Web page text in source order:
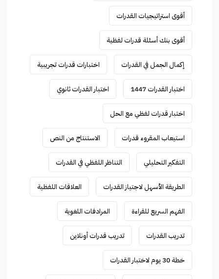
أقوى استراتيجيات القدرات
أقوى بنك أسئلة قدرات لفظية
إكمال الجمل في القدرات اختبارات قدرات تجريبية
اختبار القدرات 1447 اختبار القدرات ثانوي
اختبار قدرات لفظي مع الحل
استيعاب المقروء قدرات الاستنتاج من النص
التفكير التحليلي التناظر اللفظي في القدرات
الطريقة الأسهل لاجتياز القدرات العلاقات اللفظية
الفهم السريع للقراءة المرادفات اللغوية
تدريب القدرات تدريب قدرات أونلاين
خطة 30 يوم لاختبار القدرات